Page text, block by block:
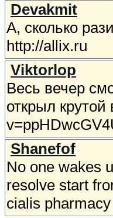
Devakmit
А, сколько
http://allix.ru
Viktorlop
Весь вечер
открыл
Shanefof
No one wakes
resolve start
cialis